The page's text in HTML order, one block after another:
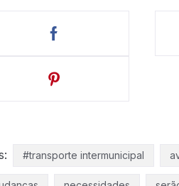
#transporte intermunicipal